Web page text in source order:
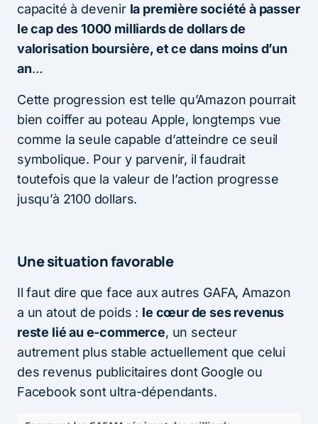
capacité à devenir la première société à passer
le cap des 1000 milliards de dollars de
valorisation boursière, et ce dans moins d’un
an…
Cette progression est telle qu’Amazon pourrait
bien coiffer au poteau Apple, longtemps vue
comme la seule capable d’atteindre ce seuil
symbolique. Pour y parvenir, il faudrait
toutefois que la valeur de l’action progresse
jusqu’à 2100 dollars.
Une situation favorable
Il faut dire que face aux autres GAFA, Amazon
a un atout de poids : le cœur de ses revenus
reste lié au e-commerce, un secteur
autrement plus stable actuellement que celui
des revenus publicitaires dont Google ou
Facebook sont ultra-dépendants.